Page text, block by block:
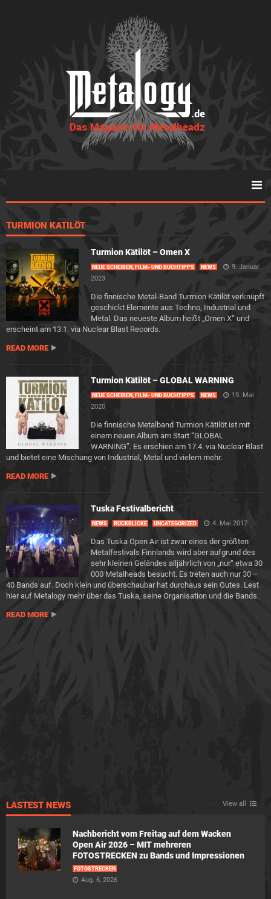
TURMION KATILÖT
Turmion Kätilöt – Omen X
NEUE SCHEIBEN, FILM- UND BUCHTIPPS NEWS
9. Januar
2023
Die finnische Metal-Band Turmion Kätilöt verknüpft
geschickt Elemente aus Techno, Industrial und
Metal. Das neueste Album heißt „Omen X“ und
erscheint am 13.1. via Nuclear Blast Records.
READ MORE
Turmion Kätilöt – GLOBAL WARNING
NEUE SCHEIBEN, FILM- UND BUCHTIPPS NEWS
19. Mai
2020
Die finnische Metalband Turmion Kätilöt ist mit
einem neuen Album am Start “GLOBAL
WARNING”. Es erschien am 17.4. via Nuclear Blast
und bietet eine Mischung von Industrial, Metal und vielem mehr.
READ MORE
Tuska Festivalbericht
NEWS RÜCKBLICKE UNCATEGORIZED 4. Mai 2017
Das Tuska Open Air ist zwar eines der größten
Metalfestivals Finnlands wird aber aufgrund des
sehr kleinen Geländes alljährlich von „nur“ etwa 30
000 Metalheads besucht. Es treten auch nur 30 –
40 Bands auf. Doch klein und überschaubar hat durchaus sein Gutes. Lest
hier auf Metalogy mehr über das Tuska, seine Organisation und die Bands.
READ MORE
LASTEST NEWS View all
Nachbericht vom Freitag auf dem Wacken
Open Air 2026 – MIT mehreren
FOTOSTRECKEN zu Bands und Impressionen
FOTOSTRECKEN
Aug. 6, 2026